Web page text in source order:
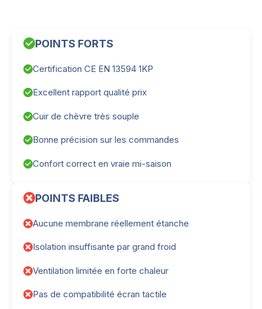
POINTS FORTS
Certification CE EN 13594 1KP
Excellent rapport qualité prix
Cuir de chèvre très souple
Bonne précision sur les commandes
Confort correct en vraie mi-saison
POINTS FAIBLES
Aucune membrane réellement étanche
Isolation insuffisante par grand froid
Ventilation limitée en forte chaleur
Pas de compatibilité écran tactile